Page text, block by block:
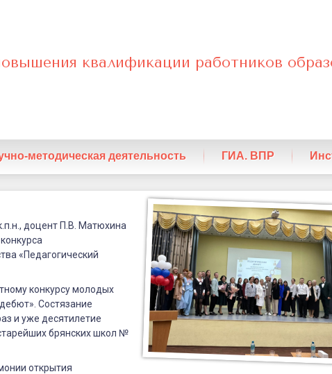
квалификации работников
методическая деятельность ГИА. ВПР
доцент П.В. Матюхина
«Педагогический
конкурсу молодых
Состязание
и уже десятилетие
брянских школ №
открытия